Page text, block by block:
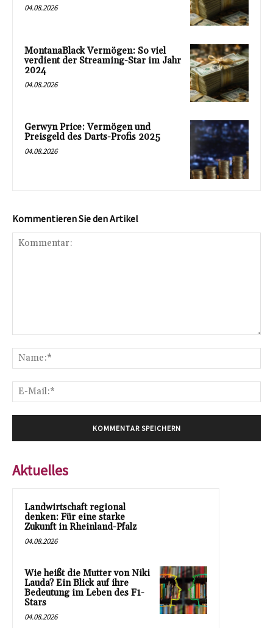
04.08.2026
MontanaBlack Vermögen: So viel
verdient der Streaming-Star im Jahr
2024
04.08.2026
Gerwyn Price: Vermögen und
Preisgeld des Darts-Profis 2025
04.08.2026
Kommentieren Sie den Artikel
Aktuelles
Landwirtschaft regional
denken: Für eine starke
Zukunft in Rheinland-Pfalz
04.08.2026
Wie heißt die Mutter von Niki
Lauda? Ein Blick auf ihre
Bedeutung im Leben des F1-
Stars
04.08.2026